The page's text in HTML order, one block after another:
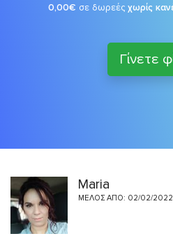
0,00€ σε δωρεές χωρίς
Γίνετε
Maria
ΜΈΛΟΣ ΑΠΌ: 02/02/2022